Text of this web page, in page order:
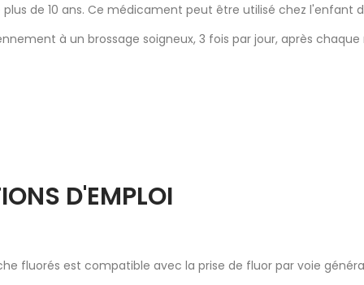
de 10 ans. Ce médicament peut être utilisé chez l'enfant
à un brossage soigneux, 3 fois par jour, après
D'EMPLOI
fluorés est compatible avec la prise de fluor par voie